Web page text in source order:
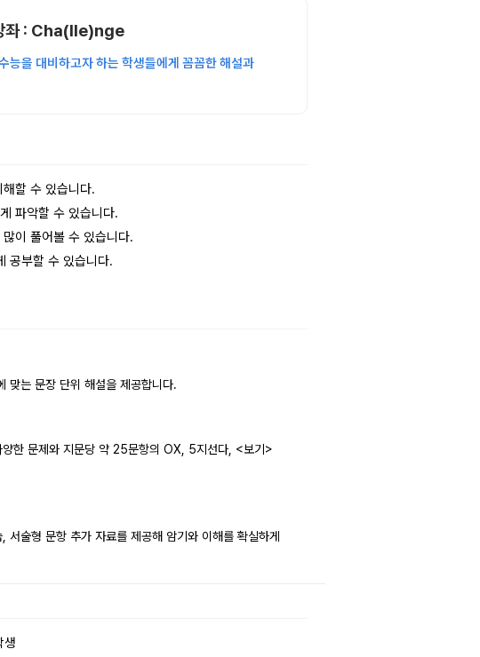
좌 : Cha(lle)nge
을 대비하고자 하는 학생들에게 꼼꼼한 해설과
할 수 있습니다.
파악할 수 있습니다.
이 풀어볼 수 있습니다.
공부할 수 있습니다.
맞는 문장 단위 해설을 제공합니다.
양한 문제와 지문당 약 25문항의 OX, 5지선다, <보기>
서술형 문항 추가 자료를 제공해 암기와 이해를 확실하게
생